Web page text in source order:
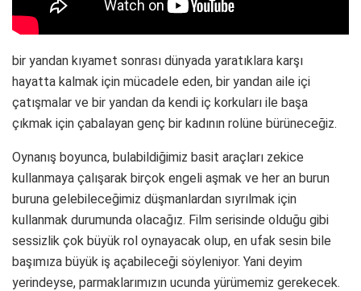
bir yandan kıyamet sonrası dünyada yaratıklara karşı
hayatta kalmak için mücadele eden, bir yandan aile içi
çatışmalar ve bir yandan da kendi iç korkuları ile başa
çıkmak için çabalayan genç bir kadının rolüne bürüneceğiz.
Oynanış boyunca, bulabildiğimiz basit araçları zekice
kullanmaya çalışarak birçok engeli aşmak ve her an burun
buruna gelebileceğimiz düşmanlardan sıyrılmak için
kullanmak durumunda olacağız. Film serisinde olduğu gibi
sessizlik çok büyük rol oynayacak olup, en ufak sesin bile
başımıza büyük iş açabileceği söyleniyor. Yani deyim
yerindeyse, parmaklarımızın ucunda yürümemiz gerekecek.